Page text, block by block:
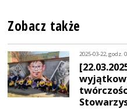
Zobacz także
2025-03-22, godz.